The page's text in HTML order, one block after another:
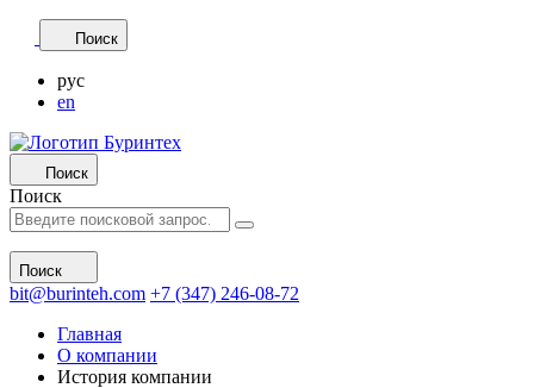
Поиск
рус
en
Поиск
Поиск
Поиск
bit@burinteh.com +7 (347) 246-08-72
Главная
О компании
История компании